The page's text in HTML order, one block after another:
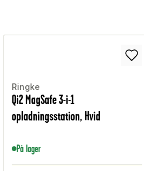
Ringke
Qi2 MagSafe 3-i-1
opladningsstation, Hvid
På lager